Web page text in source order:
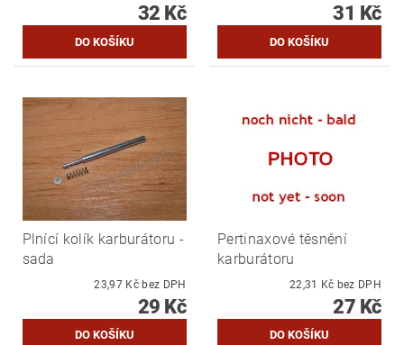
32 Kč 31 Kč
Plnící kolík karburátoru -
sada
23,97 Kč bez DPH
29 Kč
Pertinaxové těsnění
karburátoru
22,31 Kč bez DPH
27 Kč